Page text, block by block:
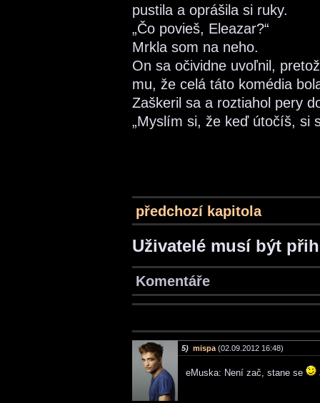
pustila a oprášila si ruky.
„Čo povieš, Eleazar?“
Mrkla som na neho.
On sa očividne uvoľnil,
mu, že celá táto komédia
Zaškeril sa a roztiahol pery
„Myslím si, že keď útočíš, si
předchozí kapitola
Uživatelé musí být
Komentáře
5) mispa (02.09.2012 16:48)
eMuska: Není zač, stane se